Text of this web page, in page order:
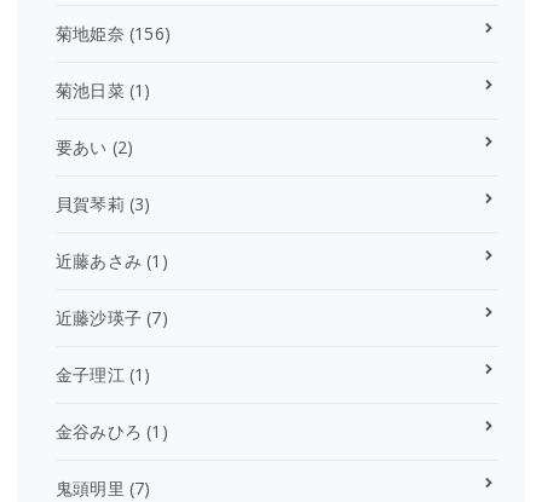
菊地姫奈 (156)
菊池日菜(1)
要あい (2)
貝賀琴莉 (3)
近藤あさみ (1)
近藤沙瑛子 (7)
金子理江(1)
金谷みひろ (1)
鬼頭明里 (7)